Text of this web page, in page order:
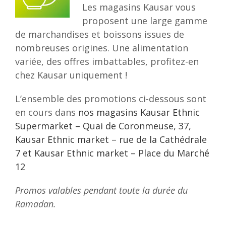
Les magasins Kausar vous
proposent une large gamme
de marchandises et boissons issues de
nombreuses origines. Une alimentation
variée, des offres imbattables, profitez-en
chez Kausar uniquement !
L’ensemble des promotions ci-dessous sont
en cours dans nos magasins Kausar Ethnic
Supermarket – Quai de Coronmeuse, 37,
Kausar Ethnic market – rue de la Cathédrale
7 et Kausar Ethnic market – Place du Marché
12
Promos valables pendant toute la durée du
Ramadan.